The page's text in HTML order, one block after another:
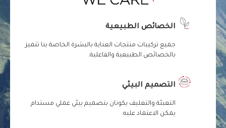
الخصائص الطبيعية
جميع تركيبات منتجات العناية بالبشرة الخاصة بنا تتميز
بالخصائص الطبيعية والفاعلية.
التصميم البيئي
التعبئة والتغليف يكونان بتصميم بيئي عملي مستدام
يمكن الاعتماد عليه.